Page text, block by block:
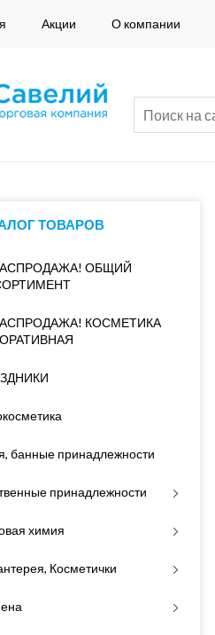
Акции О компании
ТОВАРОВ
ОБЩИЙ
КОСМЕТИКА
банные принадлежности
принадлежности
химия
Косметички